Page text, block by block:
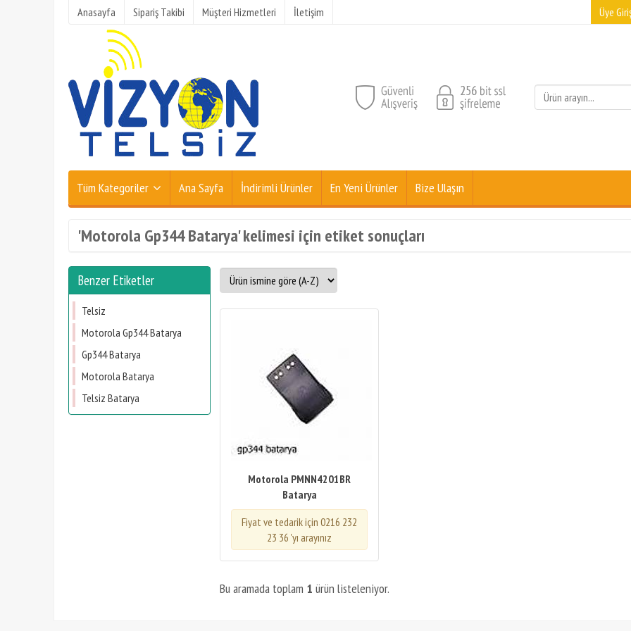
Anasayfa Sipariş Takibi Müşteri Hizmetleri İletişim Üye
Tüm Kategoriler Ana Sayfa İndirimli Ürünler En Yeni Ürünler Bize Ulaşın
'Motorola Gp344 Batarya' kelimesi için etiket sonuçları
Benzer Etiketler
Telsiz
Motorola Gp344 Batarya
Gp344 Batarya
Motorola Batarya
Telsiz Batarya
Motorola PMNN4201BR
Batarya
Fiyat ve tedarik için 0216 232
23 36 'yı arayınız
Bu aramada toplam 1 ürün listeleniyor.